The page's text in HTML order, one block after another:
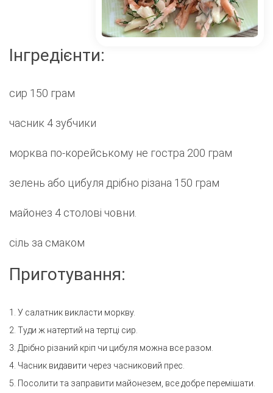
Інгредієнти:
сир 150 грам
часник 4 зубчики
морква по-корейському не гостра 200 грам
зелень або цибуля дрібно різана 150 грам
майонез 4 столові човни.
сіль за смаком
Приготування:
1. У салатник викласти моркву.
2. Туди ж натертий на тертці сир.
3. Дрібно різаний кріп чи цибуля можна все разом.
4. Часник видавити через часниковий прес.
5. Посолити та заправити майонезем, все добре перемішати.